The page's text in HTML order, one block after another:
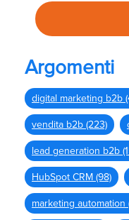
Argomenti
digital marketing b2b
vendita b2b (223)
lead generation b2b
HubSpot CRM (98)
marketing automation